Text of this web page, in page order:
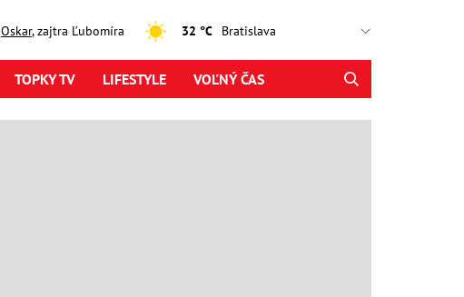
Oskar, zajtra Ľubomíra 32 °C
TOPKY TV LIFESTYLE VOĽNÝ ČAS